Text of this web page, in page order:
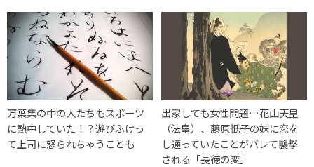
万葉集の中の人たちもスポーツ
に熱中していた！？遊びふけっ
て上司に怒られちゃうことも
出家しても女性問題…花山天皇
（法皇）、藤原忯子の妹に恋を
し通っていたことがバレて襲撃
される「長徳の変」